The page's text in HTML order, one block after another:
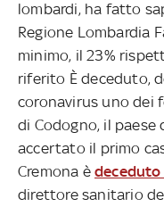
lombardi, ha fatto
Regione Lombardia
minimo, il 23%
riferito È deceduto,
coronavirus uno dei
di Codogno, il
accertato il primo
Cremona è
direttore sanitario